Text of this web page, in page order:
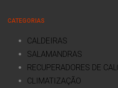
CATEGORIAS
CALDEIRAS
SALAMANDRAS
RECUPERADORES DE
CLIMATIZAÇÃO